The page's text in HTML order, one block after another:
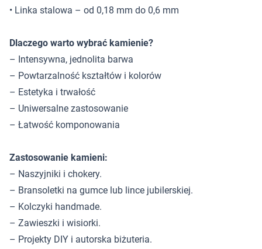
• Linka stalowa – od 0,18 mm do 0,6 mm
Dlaczego warto wybrać kamienie?
– Intensywna, jednolita barwa
– Powtarzalność kształtów i kolorów
– Estetyka i trwałość
– Uniwersalne zastosowanie
– Łatwość komponowania
Zastosowanie kamieni:
– Naszyjniki i chokery.
– Bransoletki na gumce lub lince jubilerskiej.
– Kolczyki handmade.
– Zawieszki i wisiorki.
– Projekty DIY i autorska biżuteria.